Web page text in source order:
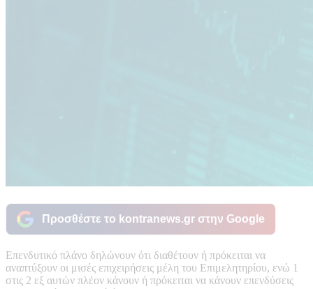
Προσθέστε το kontranews.gr στην Google
Επενδυτικό πλάνο δηλώνουν ότι διαθέτουν ή πρόκειται να
αναπτύξουν οι μισές επιχειρήσεις μέλη του Επιμελητηρίου, ενώ 1
στις 2 εξ αυτών πλέον κάνουν ή πρόκειται να κάνουν επενδύσεις